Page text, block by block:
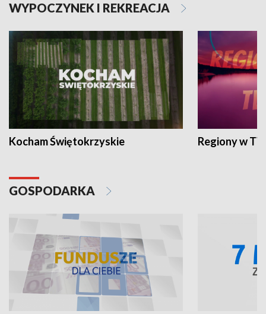
WYPOCZYNEK I REKREACJA
Kocham Świętokrzyskie Regiony w
GOSPODARKA